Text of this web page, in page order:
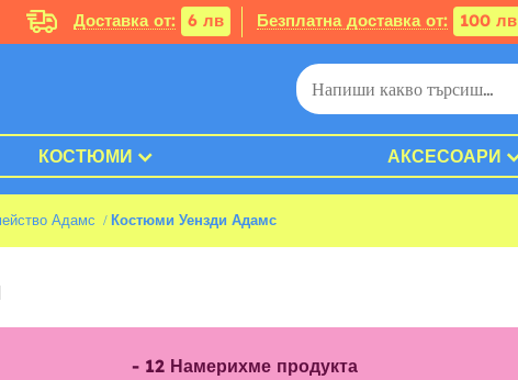
Доставка от: 6 лв Безплатна доставка от: 100 лв
КОСТЮМИ АКСЕСОАРИ
Адамс Костюми Уензди Адамс
- 12Намерихме продукта